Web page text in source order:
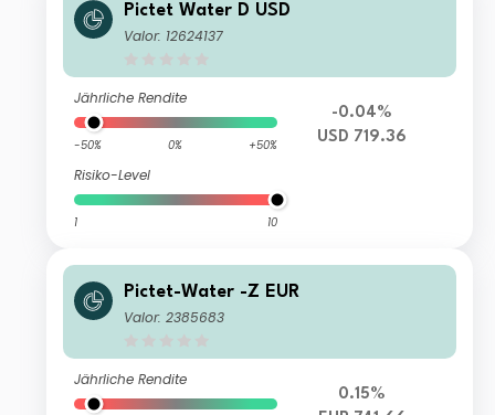
Pictet Water D USD
Valor: 12624137
Jährliche Rendite
-50% 0% +50%
Risiko-Level
1 10
-0.04%
USD 719.36
Pictet-Water -Z EUR
Valor: 2385683
Jährliche Rendite
0.15%